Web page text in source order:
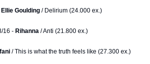
Ellie Goulding / Delirium (24.000 ex.)
16 - Rihanna / Anti (21.800 ex.)
/ This is what the truth feels like (27.300 ex.)